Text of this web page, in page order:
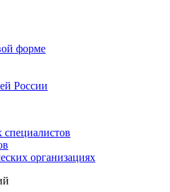
форме
России
организациях